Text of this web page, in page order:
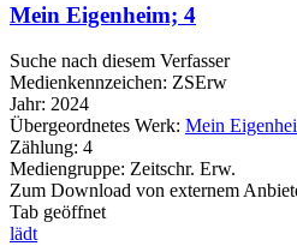
Mein Eigenheim; 4
Suche nach diesem Verfasser
Medienkennzeichen: ZSErw
Jahr: 2024
Übergeordnetes Werk: Mein
Zählung: 4
Mediengruppe: Zeitschr. Erw.
Zum Download von externem
Tab geöffnet
lädt